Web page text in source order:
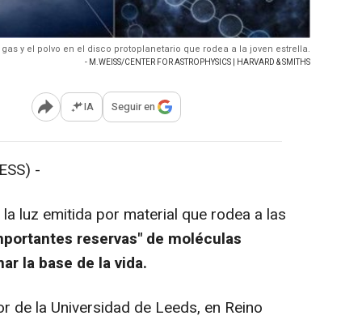
y el polvo en el disco protoplanetario que rodea a la joven estrella.
- M.WEISS/CENTER FOR ASTROPHYSICS | HARVARD & SMITHS
Abrir opciones para compartir
IA Seguir en
-
luz emitida por material que rodea a las
reservas" de moléculas
la base de la vida.
la Universidad de Leeds, en Reino